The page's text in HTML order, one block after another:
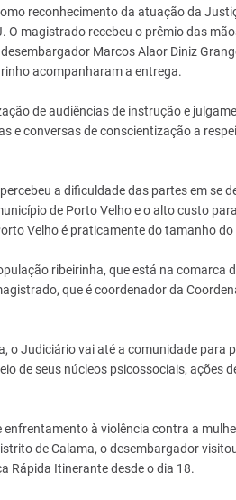
reconhecimento da atuação da
magistrado recebeu o prêmio das
Marcos Alaor Diniz
acompanharam a entrega.
de audiências de instrução e
e conversas de conscientização a
a dificuldade das partes em se
de Porto Velho e o alto custo
Velho é praticamente do tamanho do
ribeirinha, que está na comarca
que é coordenador da
o Judiciário vai até a comunidade para
de seus núcleos psicossociais, ações
à violência contra a
de Calama, o desembargador
Rápida Itinerante desde o dia 18.